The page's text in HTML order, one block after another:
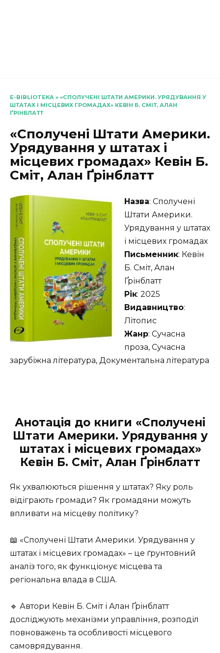
E-BIBLIOTEKA » «СПОЛУЧЕНІ ШТАТИ АМЕРИКИ. УРЯДУВАННЯ У
ШТАТАХ І МІСЦЕВИХ ГРОМАДАХ» КЕВІН Б. СМІТ, АЛАН
ҐРІНБЛАТТ
«Сполучені Штати Америки.
Урядування у штатах і
місцевих громадах» Кевін Б.
Сміт, Алан Ґрінблатт
Назва: Сполучені
Штати Америки.
Урядування у штатах
і місцевих громадах
Письменник: Кевін
Б. Сміт, Алан
Ґрінблатт
Рік: 2025
Видавництво:
Літопис
Жанр: Сучасна
проза, Сучасна
зарубіжна література, Документальна література
Анотація до книги «Сполучені
Штати Америки. Урядування у
штатах і місцевих громадах»
Кевін Б. Сміт, Алан Ґрінблатт
Як ухвалюються рішення у штатах? Яку роль
відіграють громади? Як громадяни можуть
впливати на місцеву політику?
📖 «Сполучені Штати Америки. Урядування у
штатах і місцевих громадах» – це ґрунтовний
аналіз того, як функціонує місцева та
регіональна влада в США.
🔹 Автори Кевін Б. Сміт і Алан Ґрінблатт
досліджують механізми управління, розподіл
повноважень та особливості місцевого
самоврядування.